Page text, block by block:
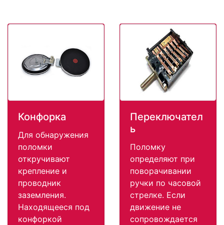
Конфорка
Для обнаружения
поломки
откручивают
крепление и
проводник
заземления.
Находящееся под
конфоркой
Переключател
ь
Поломку
определяют при
поворачивании
ручки по часовой
стрелке. Если
движение не
сопровождается